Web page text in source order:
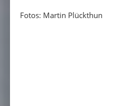
Fotos: Martin Plückthun